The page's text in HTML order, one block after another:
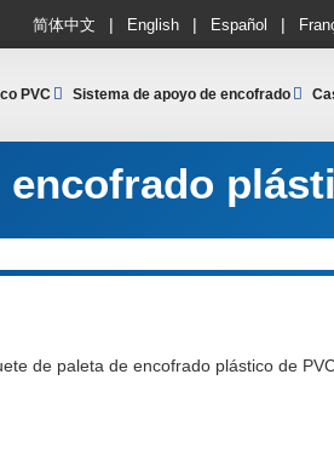
简体中文 | English | Español |
PVC Sistema de apoyo de encofrado
de paleta de encofrado plástico de